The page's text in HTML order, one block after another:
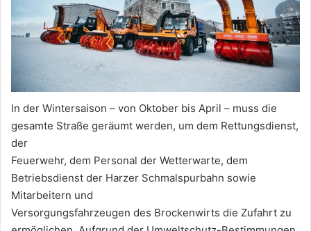
In der Wintersaison – von Oktober bis April – muss die
gesamte Straße geräumt werden, um dem Rettungsdienst,
der
Feuerwehr, dem Personal der Wetterwarte, dem
Betriebsdienst der Harzer Schmalspurbahn sowie
Mitarbeitern und
Versorgungsfahrzeugen des Brockenwirts die Zufahrt zu